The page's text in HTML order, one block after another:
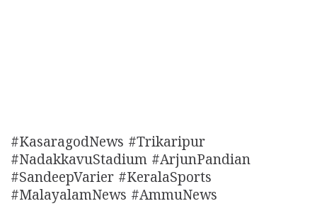
#KasaragodNews #Trikaripur
#NadakkavuStadium #ArjunPandian
#SandeepVarier #KeralaSports
#MalayalamNews #AmmuNews